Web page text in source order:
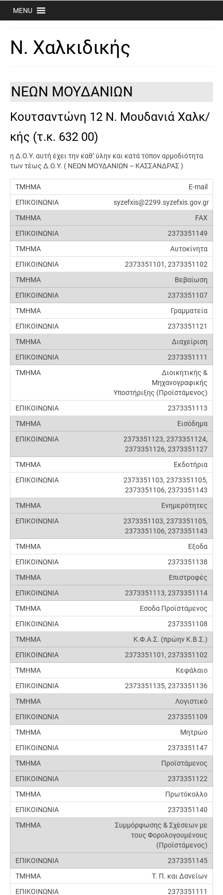
MENU
Ν. Χαλκιδικής
ΝΕΩΝ ΜΟΥΔΑΝΙΩΝ
Κουτσαντώνη 12 Ν. Μουδανιά Χαλκ/
κής (τ.κ. 632 00)
η Δ.Ο.Υ. αυτή έχει την καθ’ ύλην και κατά τόπον αρμοδιότητα
των τέως Δ.Ο.Υ. ( ΝΕΩΝ ΜΟΥΔΑΝΙΩΝ – ΚΑΣΣΑΝΔΡΑΣ )
E-mail
syzefxis@2299.syzefxis.gov.gr
FAX
2373351149
Αυτοκίνητα
2373351101, 2373351102
Βεβαίωση
2373351107
Γραμματεία
2373351121
Διαχείριση
2373351111
Διοικητικής &
Μηχανογραφικής
Υποστήριξης (Προϊστάμενος)
2373351113
Εισόδημα
2373351123, 2373351124,
2373351126, 2373351127
Εκδοτήρια
2373351103, 2373351105,
2373351106, 2373351143
Ενημερότητες
2373351103, 2373351105,
2373351106, 2373351143
Εξοδα
2373351138
Επιστροφές
2373351113, 2373351114
Εσοδα Προϊστάμενος
2373351108
Κ.Φ.Α.Σ. (πρώην Κ.Β.Σ.)
2373351101, 2373351102
Κεφάλαιο
2373351135, 2373351136
Λογιστικό
2373351109
Μητρώο
2373351147
Προϊστάμενος
2373351122
Πρωτόκολλο
2373351140
Συμμόρφωσης & Σχέσεων με
τους Φορολογουμένους
(Προϊστάμενος)
2373351145
Τ. Π. και Δανείων
2373351111